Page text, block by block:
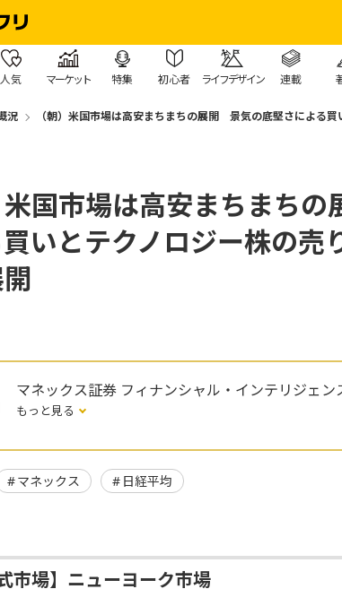
人気 マーケット 特集 初心者 ライフデザイン 連載
況
（朝）米国市場は高安まちまちの展開 景気の底堅さによる
米国市場は高安まちまち
いとテクノロジー株の売
マネックス証券 フィナンシャル・インテリジェン
もっと見る
マネックス 日経平均
市場】ニューヨーク市場